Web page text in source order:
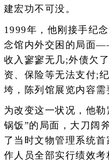
建宏功不可没。
1999年，他刚接手纪
念馆内外交困的局面
收入寥寥无几;外债欠
资、保险等无法支付;
垮，陈列馆展览内容需
为改变这一状况，他勒
锅饭”的局面，大刀阔
了当时文物管理系统
作人员全部实行绩效考